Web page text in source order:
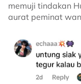
memuji tindakan
aurat peminat